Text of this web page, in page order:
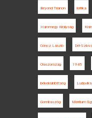
Beyond Trianon kritika
Háromegy Királyság
Göncz László Dél-
Olaszország 1945
békeküldöttség
Gombaszög Meritum